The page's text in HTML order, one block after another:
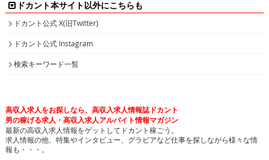
ドカント本サイト以外にこちらも
ドカント公式 X(旧Twitter)
ドカント公式 Instagram
検索キーワード一覧
高収入求人をお探しなら、高収入求人情報誌ドカント
男の稼げる求人・高収入求人アルバイト情報マガジン
最新の高収入求人情報をゲットしてドカント稼ごう。
求人情報の他、特集やインタビュー、グラビアなど仕事を探しながら様々な情
報も・・・。